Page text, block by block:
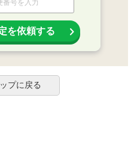
を依頼する
プに戻る